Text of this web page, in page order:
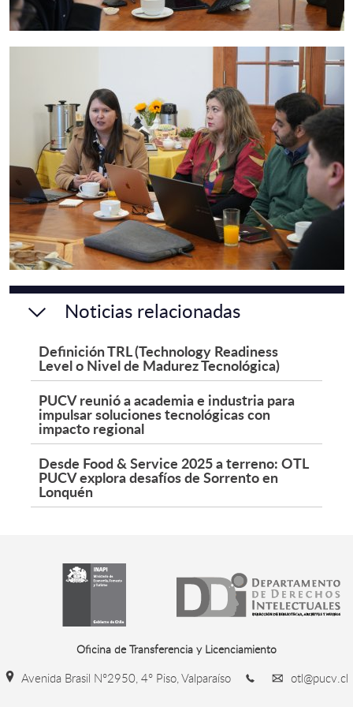
Noticias relacionadas
Definición TRL (Technology Readiness
Level o Nivel de Madurez Tecnológica)
PUCV reunió a academia e industria para
impulsar soluciones tecnológicas con
impacto regional
Desde Food & Service 2025 a terreno: OTL
PUCV explora desafíos de Sorrento en
Lonquén
Oficina de Transferencia y Licenciamiento
Avenida Brasil N°2950, 4° Piso, Valparaíso otl@pucv.cl